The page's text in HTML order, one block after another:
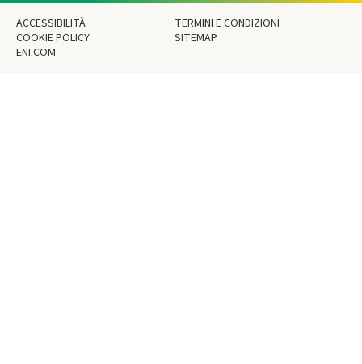
ACCESSIBILITÀ
TERMINI E CONDIZIONI
COOKIE POLICY
SITEMAP
ENI.COM